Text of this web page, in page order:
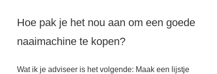
Hoe pak je het nou aan om een goede
naaimachine te kopen?
Wat ik je adviseer is het volgende: Maak een lijstje